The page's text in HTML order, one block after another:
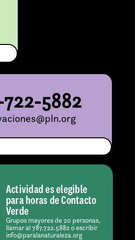
5882
Actividad es elegible
para horas de Contacto
Verde
Grupos mayores de 20 personas,
llamar al 787.722.5882 o escribir
info@paralanaturaleza.org